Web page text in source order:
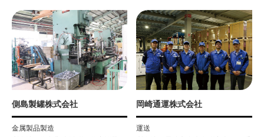
側島製罐株式会社
金属製品製造
岡崎通運株式会社
運送